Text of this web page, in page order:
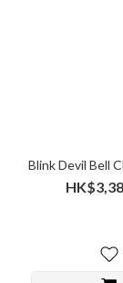
Blink Devil Bell